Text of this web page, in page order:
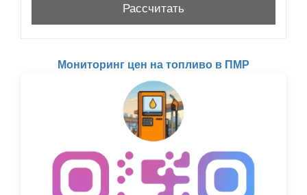
Мониторинг цен на топливо в ПМР